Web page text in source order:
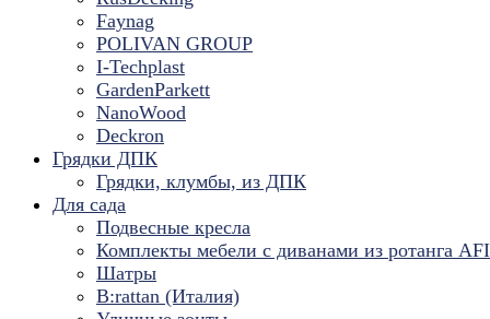
Faynag
POLIVAN GROUP
I-Techplast
GardenParkett
NanoWood
Deckron
Грядки ДПК
Грядки, клумбы, из ДПК
Для сада
Подвесные кресла
Комплекты мебели с диванами из ротанга
Шатры
B:rattan (Италия)